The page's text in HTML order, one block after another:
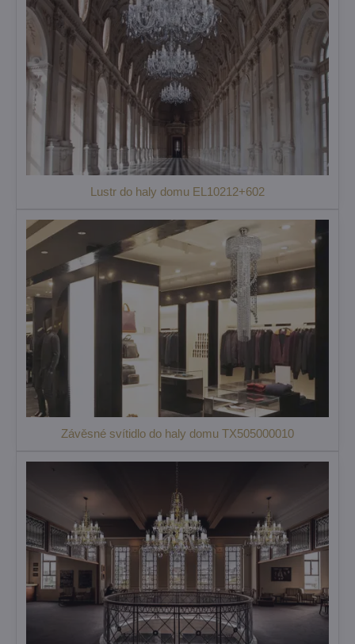
Lustr do haly domu EL10212+602
Závěsné svítidlo do haly domu TX505000010